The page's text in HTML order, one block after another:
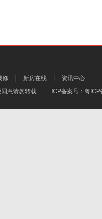
修 新房在线
资讯中心
同意请勿转载 ICP备案号： 粤ICP